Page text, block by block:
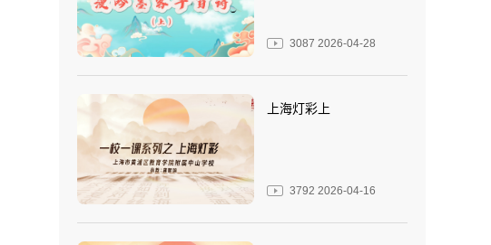
3087 2026-04-28
上海灯彩上
3792 2026-04-16